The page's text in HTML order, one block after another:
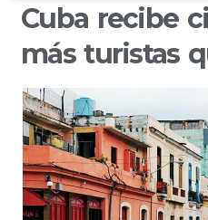
Cuba recibe
más turistas